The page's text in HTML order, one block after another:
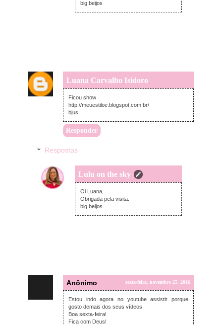
big beijos
Luana Carvalho Isidoro
sexta-feira, novembro 25, 2016
Ficou show
http://meuestiloe.blogspot.com.br/
bjus
Responder
Respostas
Lulu on the sky
sexta-feira, novembro 25, 2016
Oi Luana,
Obrigada pela visita.
big beijos
Anônimo sexta-feira, novembro 25, 2016
Estou indo agora no youtube assistir porque
gosto demais dos seus vídeos.
Boa sexta-feira!
Fica com Deus!